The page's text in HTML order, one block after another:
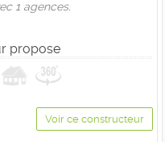
1 agences.
propose
Voir ce constructeur